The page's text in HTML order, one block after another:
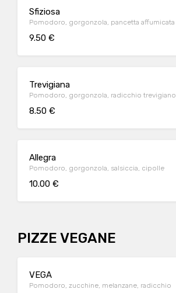
Sfiziosa
Pomodoro, gorgonzola, pancetta affumicata
9.50 €
Trevigiana
Pomodoro, gorgonzola, radicchio trevigiano
8.50 €
Allegra
Pomodoro, gorgonzola, salsiccia, cipolle
10.00 €
PIZZE VEGANE
VEGA
Pomodoro, zucchine, melanzane, radicchio